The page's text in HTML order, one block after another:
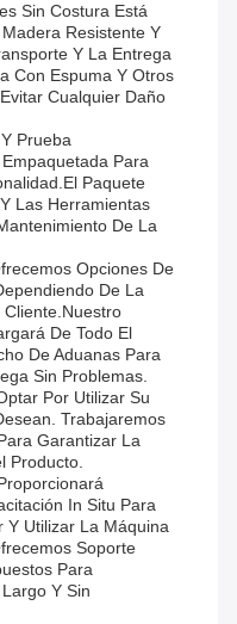
Sin Costura Está
Resistente Y
Y La Entrega
Con Espuma Y Otros
Cualquier Daño
Prueba
Para
Paquete
Las Herramientas
De La
Opciones De
De La
De Todo El
De Aduanas Para
Sin Problemas.
Por Utilizar Su
Trabajaremos
Garantizar La
Producto.
In Situ Para
Y Utilizar La Máquina
Soporte
Para
Y Sin